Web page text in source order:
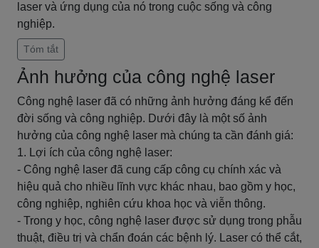
laser và ứng dụng của nó trong cuộc sống và công
nghiệp.
Tóm tắt
Ảnh hưởng của công nghệ laser
Công nghệ laser đã có những ảnh hưởng đáng kể đến
đời sống và công nghiệp. Dưới đây là một số ảnh
hưởng của công nghệ laser mà chúng ta cần đánh giá:
1. Lợi ích của công nghệ laser:
- Công nghệ laser đã cung cấp công cụ chính xác và
hiệu quả cho nhiều lĩnh vực khác nhau, bao gồm y học,
công nghiệp, nghiên cứu khoa học và viễn thông.
- Trong y học, công nghệ laser được sử dụng trong phẫu
thuật, điều trị và chẩn đoán các bệnh lý. Laser có thể cắt,